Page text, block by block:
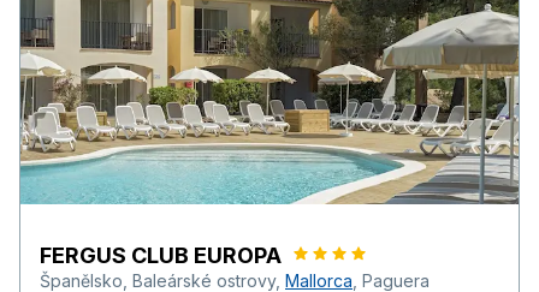
FERGUS CLUB EUROPA
Španělsko Baleárské ostrovy, Mallorca Paguera